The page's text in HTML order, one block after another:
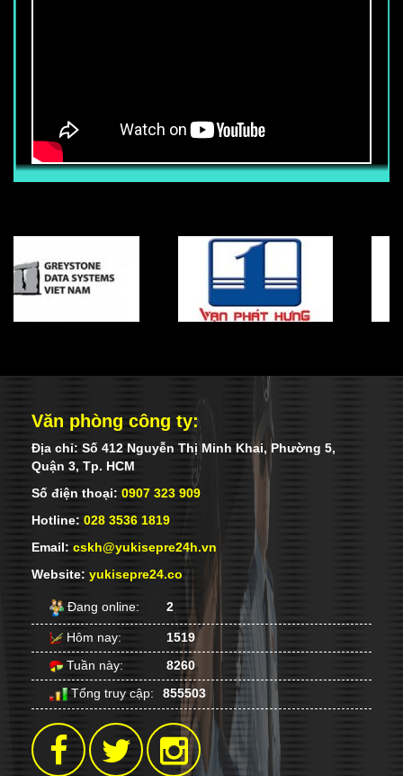
Với lợi thế và sự phát triển vượt bậc của
Phú Quốc cũng mang theo nhiều rủi ro
về tình hình an ninh trật tự. Công ty Bảo
vệ Yuki sepre 24 một điểm sáng với vai
như Gateway, Sun Premier Village
Primavera….
YUKI SEPRE 24 THAM DỰ LỄ KHỞI
CÔNG DỰ ÁN TỔ HỢP DU LỊCH VÀ
DỊCH VỤ CAO CẤP VIETRAVEL
Vietravel tại Tp. Huế là dự án trọng điểm
khởi nguồn cho các dự án tiếp theo
thuộc các tỉnh thành khu vực Miền
Văn phòng công ty:
Địa chỉ: Số 412 Nguyễn Thị Minh Khai, Phường 5,
Quận 3, Tp. HCM
Số điện thoại: 0907 323 909
Hotline: 028 3536 1819
Email: cskh@yukisepre24h.vn
Website: yukisepre24.co
Đang online: 2
Hôm nay:
1519
Tuần này:
8260
Tổng truy cập:
855503